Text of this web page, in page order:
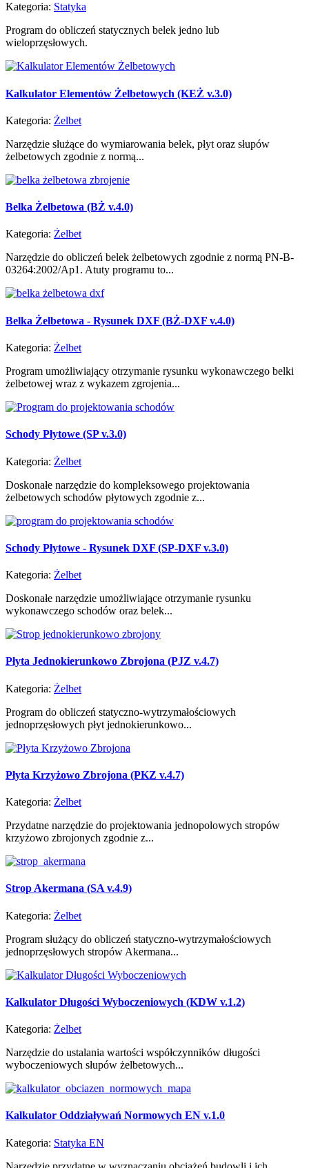
Kategoria: Statyka
Program do obliczeń statycznych belek jedno lub
wieloprzęsłowych.
Kalkulator Elementów Żelbetowych (KEŻ v.3.0)
Kategoria: Żelbet
Narzędzie służące do wymiarowania belek, płyt oraz słupów
żelbetowych zgodnie z normą...
Belka Żelbetowa (BŻ v.4.0)
Kategoria: Żelbet
Narzędzie do obliczeń belek żelbetowych zgodnie z normą PN-B-
03264:2002/Ap1. Atuty programu to...
Belka Żelbetowa - Rysunek DXF (BŻ-DXF v.4.0)
Kategoria: Żelbet
Program umożliwiający otrzymanie rysunku wykonawczego belki
żelbetowej wraz z wykazem zgrojenia...
Schody Płytowe (SP v.3.0)
Kategoria: Żelbet
Doskonałe narzędzie do kompleksowego projektowania
żelbetowych schodów płytowych zgodnie z...
Schody Płytowe - Rysunek DXF (SP-DXF v.3.0)
Kategoria: Żelbet
Doskonałe narzędzie umożliwiające otrzymanie rysunku
wykonawczego schodów oraz belek...
Płyta Jednokierunkowo Zbrojona (PJZ v.4.7)
Kategoria: Żelbet
Program do obliczeń statyczno-wytrzymałościowych
jednoprzęsłowych płyt jednokierunkowo...
Płyta Krzyżowo Zbrojona (PKZ v.4.7)
Kategoria: Żelbet
Przydatne narzędzie do projektowania jednopolowych stropów
krzyżowo zbrojonych zgodnie z...
Strop Akermana (SA v.4.9)
Kategoria: Żelbet
Program służący do obliczeń statyczno-wytrzymałościowych
jednoprzęsłowych stropów Akermana...
Kalkulator Długości Wyboczeniowych (KDW v.1.2)
Kategoria: Żelbet
Narzędzie do ustalania wartości współczynników długości
wyboczeniowych słupów żelbetowych...
Kalkulator Oddziaływań Normowych EN v.1.0
Kategoria: Statyka EN